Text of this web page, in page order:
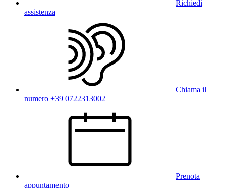
Richiedi
assistenza
Chiama il
numero +39 0722313002
Prenota
appuntamento